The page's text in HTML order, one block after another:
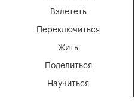
Взлететь
Переключиться
Жить
Поделиться
Научиться